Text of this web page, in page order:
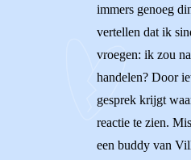
immers genoeg
vertellen dat ik
vroegen: ik zou
handelen? Door
gesprek krijgt
reactie te zien.
een buddy van